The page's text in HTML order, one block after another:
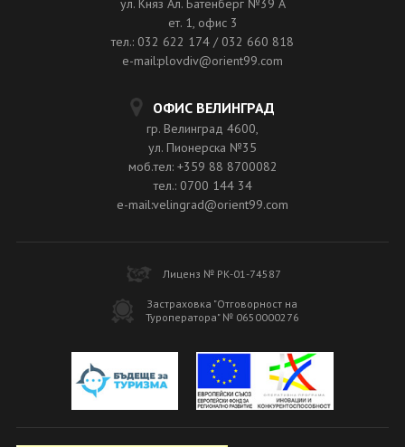
ул. Княз Ал. Батенберг №39 A
ет. 1, офис 3
тел.: 032 622 174 / 032 660 818
e-mail:plovdiv@orient99.com
ОФИС ВЕЛИНГРАД
гр. Велинград 4600,
ул. Пионерска №35
моб.тел: +359 88 8700082
тел.: 0700 144 34
e-mail:velingrad@orient99.com
Лиценз № РК-01-74587
Застраховка "Отговорност на
Туроператора" № 0650000276